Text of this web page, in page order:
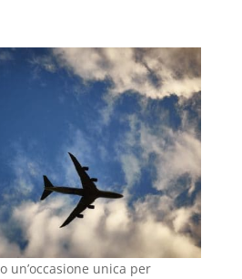
un’occasione unica per